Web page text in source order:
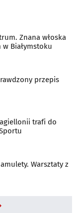
Znana włoska
Białymstoku
przepis
trafi do
Warsztaty z